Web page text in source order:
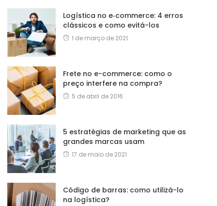
Logística no e‑commerce: 4 erros
clássicos e como evitá-los
1 de março de 2021
Frete no e-commerce: como o
preço interfere na compra?
5 de abril de 2016
5 estratégias de marketing que as
grandes marcas usam
17 de maio de 2021
Código de barras: como utilizá-lo
na logística?